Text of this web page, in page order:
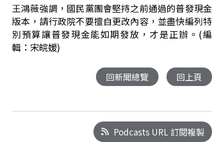
王鴻薇強調，國民黨團會堅持之前通過的普發現金
版本，請行政院不要擅自更改內容，並盡快編列特
別預算讓普發現金能如期發放，才是正辦。(編
輯：宋皖媛)
回新聞總覽 回上頁
Podcasts URL 訂閱複製